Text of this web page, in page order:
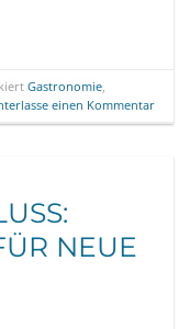
Gastronomie,
einen Kommentar
NEUE